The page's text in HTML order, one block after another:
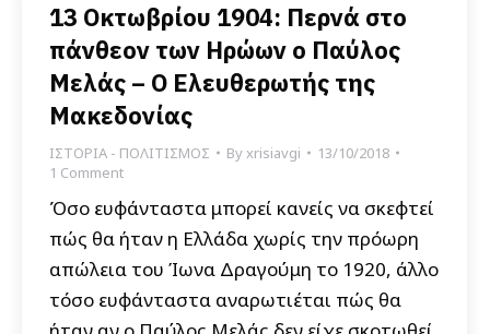
13 Οκτωβρίου 1904: Περνά στο
πάνθεον των Ηρώων ο Παύλος
Μελάς – Ο Ελευθερωτής της
Μακεδονίας
ΙΣΤΟΡΙΑ - ΠΟΛΙΤΙΣΜΟΣ Byxrisiavgi
13/10/2018
1 Comment
Όσο ευφάνταστα μπορεί κανείς να σκεφτεί
πώς θα ήταν η Ελλάδα χωρίς την πρόωρη
απώλεια του Ίωνα Δραγούμη το 1920, άλλο
τόσο ευφάνταστα αναρωτιέται πώς θα